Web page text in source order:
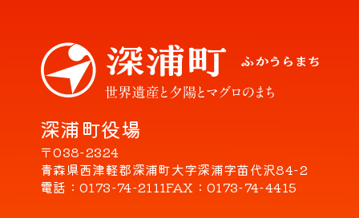
深浦町役場
〒038-2324
青森県西津軽郡深浦町大字深浦字苗代沢84-2
電話
0173-74-2111FAX 0173-74-4415